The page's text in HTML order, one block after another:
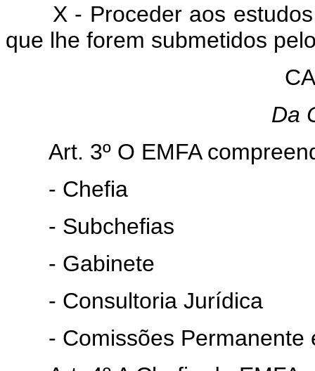
X - Proceder aos estudos
que lhe forem submetidos
Da
Art. 3º O EMFA
- Chefia
- Subchefias
- Gabinete
- Consultoria Jurídica
- Comissões Permanente